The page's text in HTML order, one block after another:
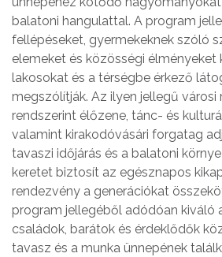
balatoni hangulattal. A program
fellépéseket, gyermekeknek szóló
elemeket és közösségi élményeket
lakosokat és a térségbe érkező
megszólítják. Az ilyen jellegű
rendszerint élőzene, tánc- és
valamint kirakodóvásári forgatag
tavaszi időjárás és a balatoni
keretet biztosít az egésznapos
rendezvény a generációkat
program jellegéből adódóan kiváló
családok, barátok és érdeklődők
tavasz és a munka ünnepének